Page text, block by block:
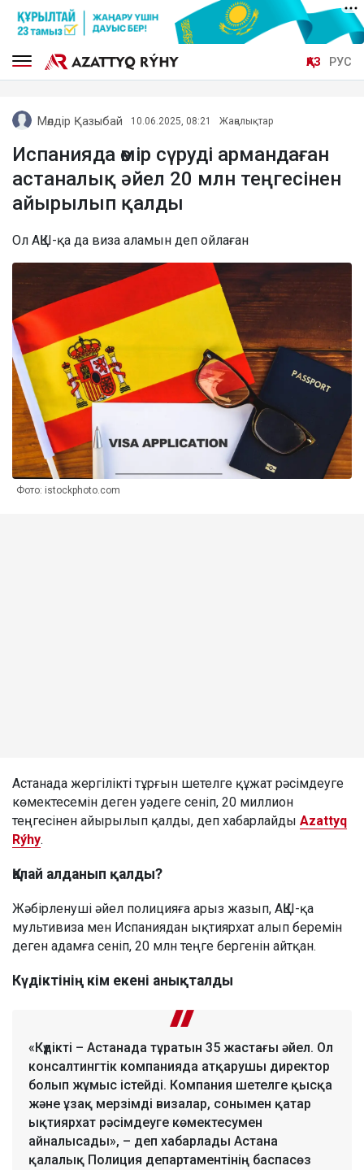
ҚАЗ РУС
Мөлдір Қазыбай 10.06.2025, 08:21 Жаңалықтар
Испанияда өмір сүруді армандаған
астаналық әйел 20 млн теңгесінен
айырылып қалды
Ол АҚШ-қа да виза аламын деп ойлаған
Фото: istockphoto.com
Астанада жергілікті тұрғын шетелге құжат рәсімдеуге
көмектесемін деген уәдеге сеніп, 20 миллион
теңгесінен айырылып қалды, деп хабарлайды Azattyq
Rýhy.
Қалай алданып қалды?
Жәбірленуші әйел полицияға арыз жазып, АҚШ-қа
мультивиза мен Испаниядан ықтиярхат алып беремін
деген адамға сеніп, 20 млн теңге бергенін айтқан.
Күдіктінің кім екені анықталды
«Күдікті – Астанада тұратын 35 жастағы әйел. Ол
консалтингтік компанияда атқарушы директор
болып жұмыс істейді. Компания шетелге қысқа
және ұзақ мерзімді визалар, сонымен қатар
ықтиярхат рәсімдеуге көмектесумен
айналысады», – деп хабарлады Астана
қалалық Полиция департаментінің баспасөз